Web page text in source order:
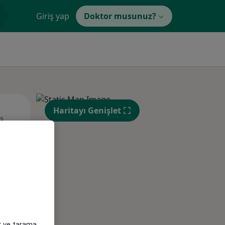
Giriş yap Doktor musunuz?
11 Ağustos
Çar,
12 Ağustos
Per,
13 Ağustos
Haritayı Genişlet